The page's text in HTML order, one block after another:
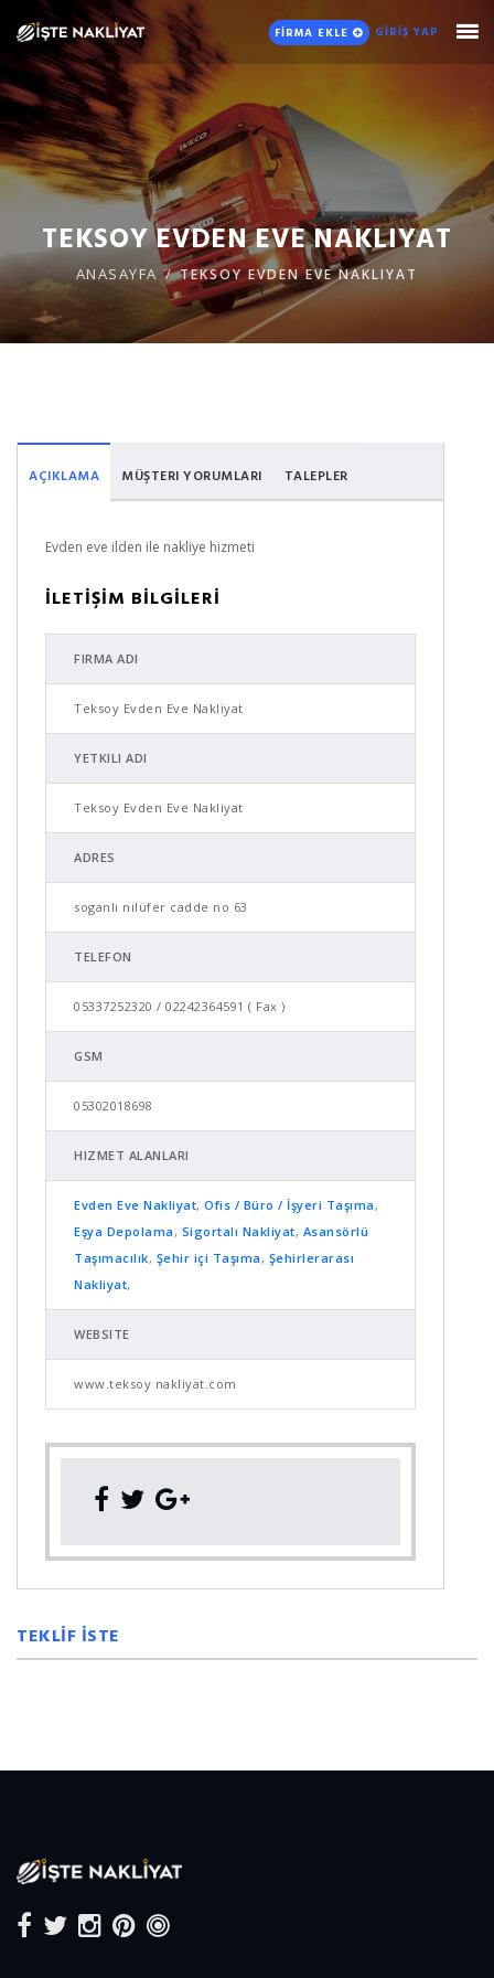
FİRMA EKLE GİRİŞ YAP
TEKSOY EVDEN EVE NAKLIYAT
ANASAYFA TEKSOY EVDEN EVE NAKLIYAT
AÇIKLAMA MÜŞTERI YORUMLARI TALEPLER
Evden eve ilden ile nakliye hizmeti
İLETİŞİM BİLGİLERİ
FIRMA ADI
Teksoy Evden Eve Nakliyat
YETKILI ADI
Teksoy Evden Eve Nakliyat
ADRES
soganlı nilüfer cadde no 63
TELEFON
05337252320 / 02242364591 ( Fax )
GSM
05302018698
HIZMET ALANLARI
Evden Eve Nakliyat, Ofis / Büro / İşyeri Taşıma,
Eşya Depolama, Sigortalı Nakliyat, Asansörlü
Taşımacılık, Şehir içi Taşıma, Şehirlerarası
Nakliyat,
WEBSITE
www.teksoy nakliyat.com
TEKLİF İSTE